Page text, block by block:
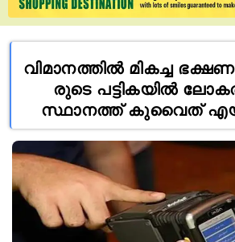
വിമാനത്തിൽ മികച്ച
രു​ടെ പ​ട്ടി​ക​യി​ൽ
സ്ഥാനത്ത് കുവൈത്